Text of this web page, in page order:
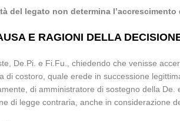
del legato non determina
E RAGIONI DELLA
De.Pi. e Fi.Fu., chiedendo che venisse
costoro, quale erede in successione
di amministratore di sostegno della
di legge contraria, anche in considerazione